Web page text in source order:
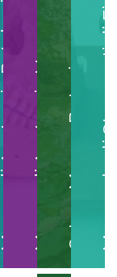
Museo di Anatomia PatologicaMuseo di Anatomia UmanaOrto e Museo BotanicoMuseo degli